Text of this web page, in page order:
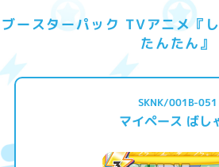
ブースターパック TVアニメ『
たんたん』
SKNK/001B-051
マイペース ばし